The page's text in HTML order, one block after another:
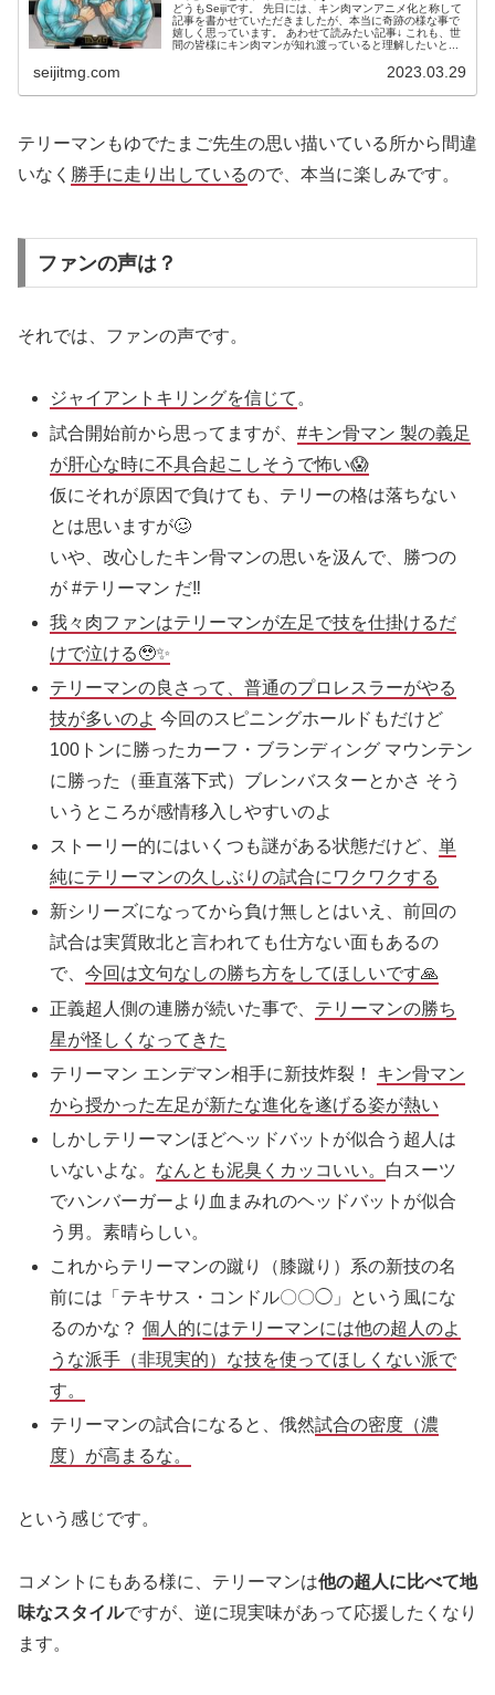
どうもSeijiです。 先日には、キン肉マンアニメ化と称して
記事を書かせていただきましたが、本当に奇跡の様な事で
嬉しく思っています。 あわせて読みたい記事↓ これも、世
間の皆様にキン肉マンが知れ渡っていると理解したいと...
seijitmg.com 2023.03.29
テリーマンもゆでたまご先生の思い描いている所から間違
いなく 勝手に走り出しているので、本当に楽しみです。
ファンの声は？
それでは、ファンの声です。
ジャイアントキリングを信じて 。
試合開始前から思ってますが、#キン骨マン 製の義足
が肝心な時に不具合起こしそうで怖い😱
仮にそれが原因で負けても、テリーの格は落ちない
とは思いますが🥴
いや、改心したキン骨マンの思いを汲んで、勝つの
が #テリーマン だ‼️
我々肉ファンはテリーマンが左足で技を仕掛けるだ
けで泣ける🥹✨
テリーマンの良さって、普通のプロレスラーがやる
技が多いのよ 今回のスピニングホールドもだけど
100トンに勝ったカーフ・ブランディング マウンテン
に勝った（垂直落下式）ブレンバスターとかさ そう
いうところが感情移入しやすいのよ
ストーリー的にはいくつも謎がある状態だけど、単
純にテリーマンの久しぶりの試合にワクワクする
新シリーズになってから負け無しとはいえ、前回の
試合は実質敗北と言われても仕方ない面もあるの
で、今回は文句なしの勝ち方をしてほしいです🙏
正義超人側の連勝が続いた事で、 テリーマンの勝ち
星が怪しくなってきた
テリーマン エンデマン相手に新技炸裂！ キン骨マン
から授かった左足が新たな進化を遂げる姿が熱い
しかしテリーマンほどヘッドバットが似合う超人は
いないよな。 なんとも泥臭くカッコいい。 白スーツ
でハンバーガーより血まみれのヘッドバットが似合
う男。素晴らしい。
これからテリーマンの蹴り（膝蹴り）系の新技の名
前には「テキサス・コンドル〇〇◯」という風にな
るのかな？個人的にはテリーマンには他の超人のよ
うな派手（非現実的）な技を使ってほしくない派で
す。
テリーマンの試合になると、俄然試合の密度（濃
度）が高まるな。
という感じです。
コメントにもある様に、テリーマンは他の超人に比べて地
味なスタイルですが、逆に現実味があって応援したくなり
ます。